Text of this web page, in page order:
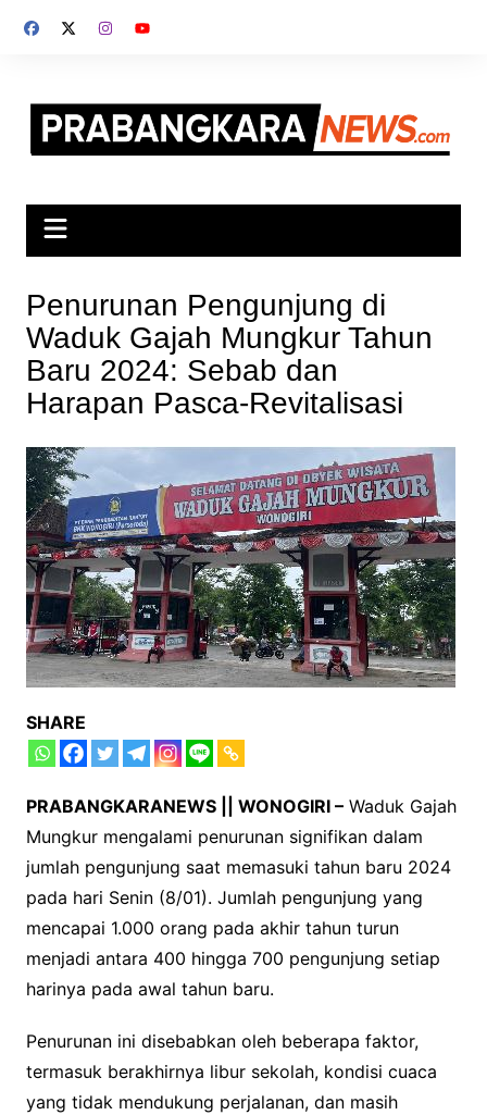
Penurunan Pengunjung di
Waduk Gajah Mungkur Tahun
Baru 2024: Sebab dan
Harapan Pasca-Revitalisasi
SHARE
PRABANGKARANEWS || WONOGIRI –Waduk Gajah
Mungkur mengalami penurunan signifikan dalam
jumlah pengunjung saat memasuki tahun baru 2024
pada hari Senin (8/01). Jumlah pengunjung yang
mencapai 1.000 orang pada akhir tahun turun
menjadi antara 400 hingga 700 pengunjung setiap
harinya pada awal tahun baru.
Penurunan ini disebabkan oleh beberapa faktor,
termasuk berakhirnya libur sekolah, kondisi cuaca
yang tidak mendukung perjalanan, dan masih